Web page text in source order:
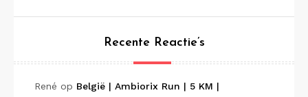
Recente Reactie’s
René op België | Ambiorix Run | 5 KM |